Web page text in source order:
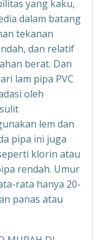
yang kaku,
dalam batang
tekanan
dan relatif
berat. Dan
lam pipa PVC
oleh
lem dan
pipa ini juga
klorin atau
rendah. Umur
rata hanya 20-
panas atau